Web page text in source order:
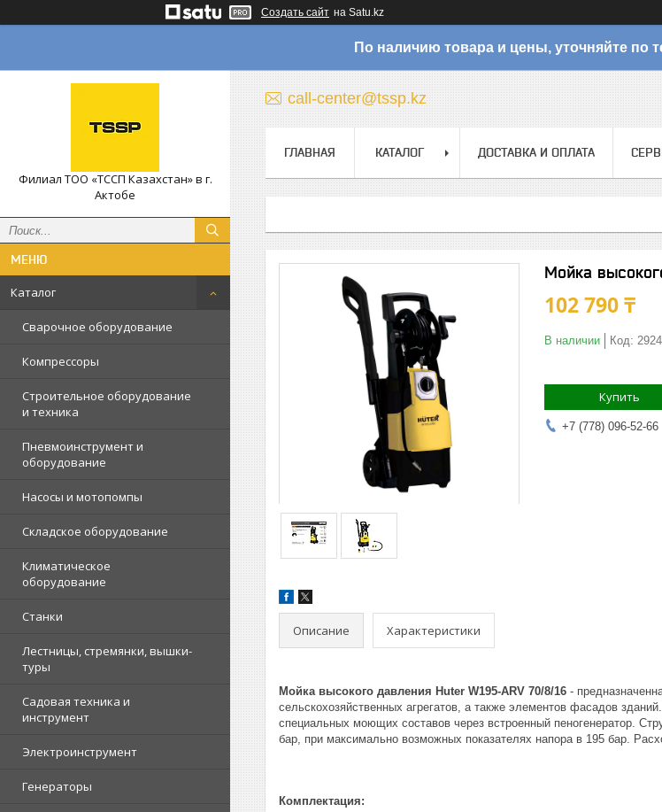
Создать сайт на Satu.kz
По наличию товара и цены, уточняйте по
Филиал ТОО «ТССП Казахстан» в г.
Актобе
Каталог
Сварочное оборудование
Компрессоры
Строительное оборудование
и техника
Пневмоинструмент и
оборудование
Насосы и мотопомпы
Складское оборудование
Климатическое
оборудование
Станки
Лестницы, стремянки, вышки-
туры
Садовая техника и
инструмент
Электроинструмент
Генераторы
call-center@tssp.kz
ГЛАВНАЯ КАТАЛОГ ДОСТАВКА И ОПЛАТА
Мойка
102 790 ₸
В наличии Код:
Купить
+7 (778) 096-52-66
Описание Характеристики
Мойка высокого давления Huter W195-ARV 70/8/16 -
сельскохозяйственных агрегатов, а также элементов фасадов
специальных моющих составов через встроенный пеногенератор.
бар, при максимально возможных показателях напора в 195 бар.
Комплектация: